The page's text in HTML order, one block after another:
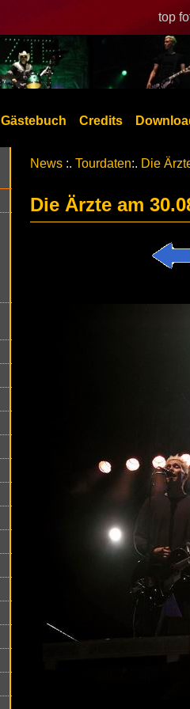
top
Gästebuch Credits
News :. Tourdaten:. Die
Die Ärzte am